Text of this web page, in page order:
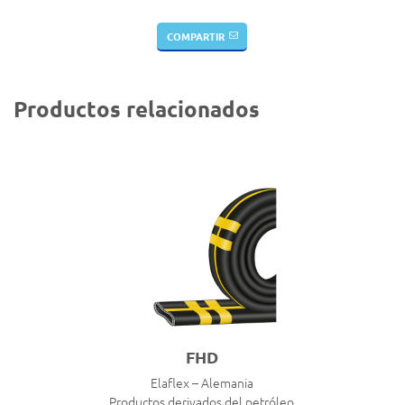
COMPARTIR
Productos relacionados
FHD
Elaflex – Alemania
Productos derivados del petróleo